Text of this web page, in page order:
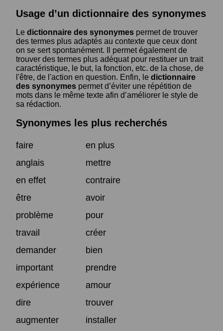
Usage d’un dictionnaire des synonymes
Le dictionnaire des synonymes permet de trouver
des termes plus adaptés au contexte que ceux dont
on se sert spontanément. Il permet également de
trouver des termes plus adéquat pour restituer un trait
caractéristique, le but, la fonction, etc. de la chose, de
l'être, de l'action en question. Enfin, le dictionnaire
des synonymes permet d’éviter une répétition de
mots dans le même texte afin d’améliorer le style de
sa rédaction.
Synonymes les plus recherchés
faire
en plus
anglais
mettre
en effet
contraire
être
avoir
problème
pour
travail
créer
demander
bien
important
prendre
expérience
amour
dire
trouver
augmenter
installer